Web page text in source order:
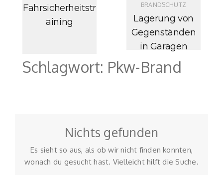
Fahrsicherheitstr
aining
BRANDSCHUTZ
Lagerung von
Gegenständen
in Garagen
Schlagwort: Pkw-Brand
Nichts gefunden
Es sieht so aus, als ob wir nicht finden konnten,
wonach du gesucht hast. Vielleicht hilft die Suche.